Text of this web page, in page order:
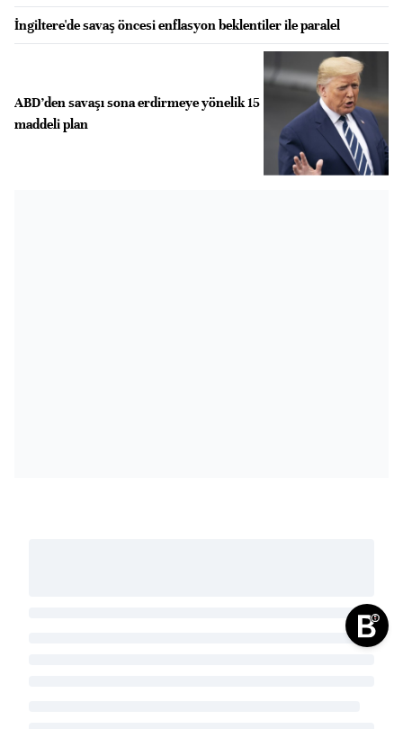
İngiltere'de savaş öncesi enflasyon beklentiler ile paralel
ABD’den savaşı sona erdirmeye yönelik 15
maddeli plan